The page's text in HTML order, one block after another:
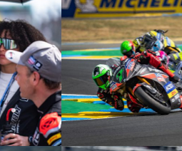
© R.Lekl